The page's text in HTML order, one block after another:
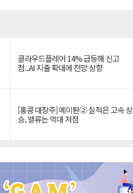
클라우드플레어 14% 급등해 신고
점...AI 지출 확대에 전망 상향
[홍콩 대장주] 메이퇀② 실적은 고속 상
승, 밸류는 역대 저점